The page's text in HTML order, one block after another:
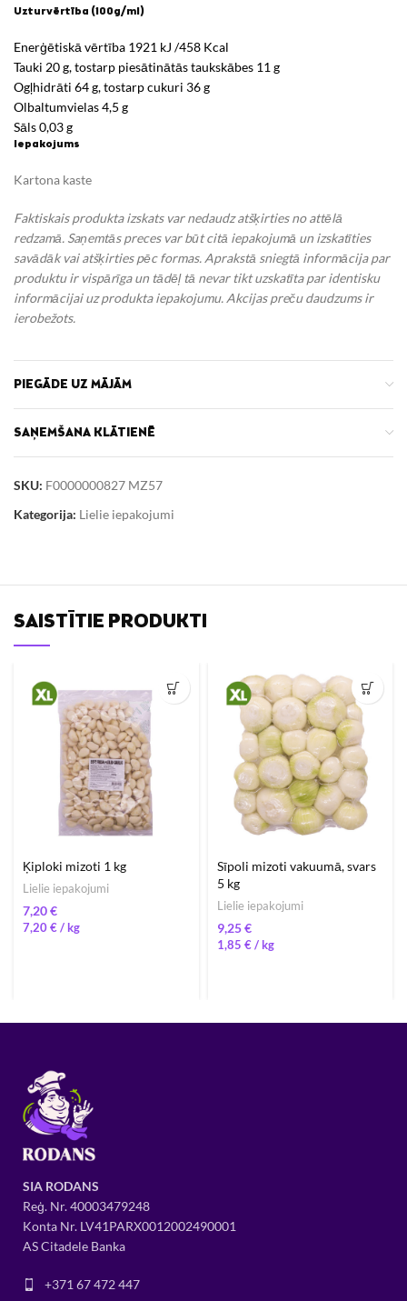
Uzturvērtība (100g/ml)
Enerģētiskā vērtība 1921 kJ /458 Kcal
Tauki 20 g, tostarp piesātinātās taukskābes 11 g
Ogļhidrāti 64 g, tostarp cukuri 36 g
Olbaltumvielas 4,5 g
Sāls 0,03 g
Iepakojums
Kartona kaste
Faktiskais produkta izskats var nedaudz atšķirties no attēlā
redzamā. Saņemtās preces var būt citā iepakojumā un izskatīties
savādāk vai atšķirties pēc formas. Aprakstā sniegtā informācija par
produktu ir vispārīga un tādēļ tā nevar tikt uzskatīta par identisku
informācijai uz produkta iepakojumu. Akcijas preču daudzums ir
ierobežots.
PIEGĀDE UZ MĀJĀM
SAŅEMŠANA KLĀTIENĒ
SKU: F0000000827 MZ57
Kategorija: Lielie iepakojumi
SAISTĪTIE PRODUKTI
Ķiploki mizoti 1 kg
Lielie iepakojumi
€
7,20€/
Sīpoli mizoti vakuumā, svars
5 kg
Lielie iepakojumi
€
1,85 € /
SIA RODANS
Reģ. Nr.40003479248
Konta Nr. LV41PARX0012002490001
AS Citadele Banka
+371 67 472 447